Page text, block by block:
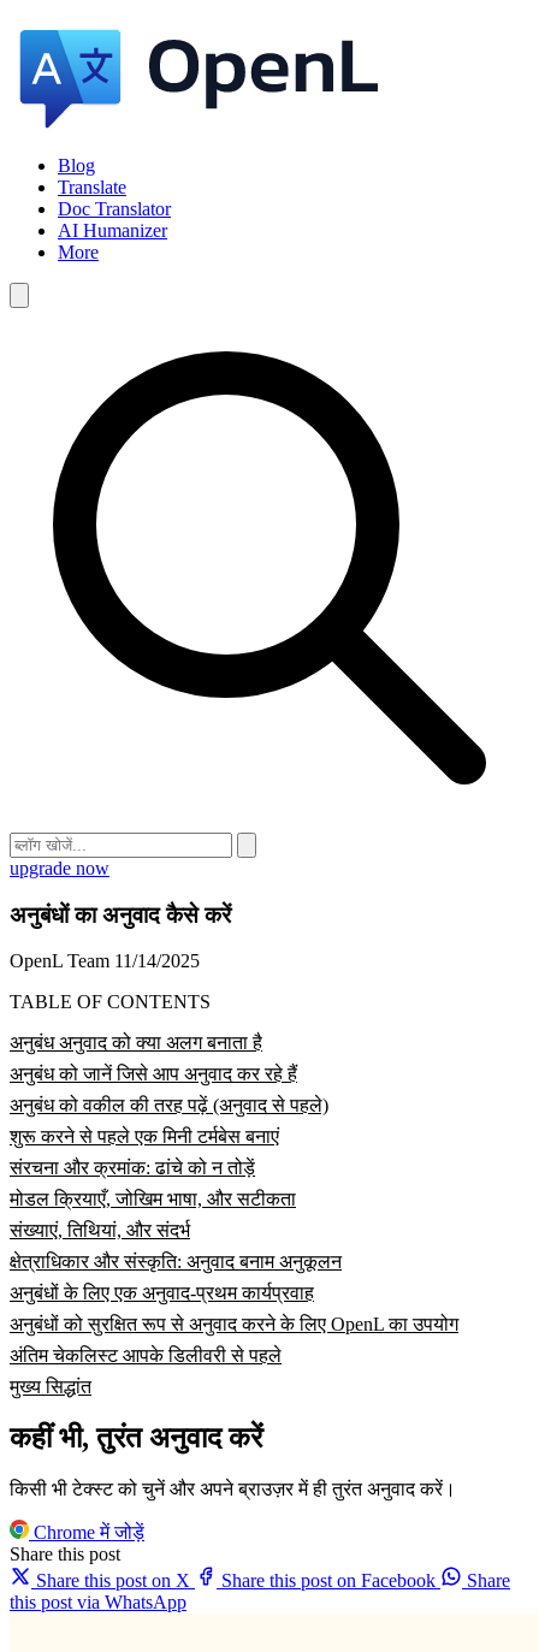
Blog
Translate
Doc Translator
AI Humanizer
More
upgrade now
अनुबंधों का अनुवाद कैसे करें
OpenL Team 11/14/2025
TABLE OF CONTENTS
अनुबंध अनुवाद को क्या अलग बनाता है
अनुबंध को जानें जिसे आप अनुवाद कर रहे हैं
अनुबंध को वकील की तरह पढ़ें (अनुवाद से पहले)
शुरू करने से पहले एक मिनी टर्मबेस बनाएं
संरचना और क्रमांक: ढांचे को न तोड़ें
मोडल क्रियाएँ, जोखिम भाषा, और सटीकता
संख्याएं, तिथियां, और संदर्भ
क्षेत्राधिकार और संस्कृति: अनुवाद बनाम अनुकूलन
अनुबंधों के लिए एक अनुवाद-प्रथम कार्यप्रवाह
अनुबंधों को सुरक्षित रूप से अनुवाद करने के लिए OpenL का उपयोग
अंतिम चेकलिस्ट आपके डिलीवरी से पहले
मुख्य सिद्धांत
कहीं भी, तुरंत अनुवाद करें
किसी भी टेक्स्ट को चुनें और अपने ब्राउज़र में ही तुरंत अनुवाद करें।
Chrome में जोड़ें
Share this post
Share this post on X
Share this post on Facebook
Share
this post via WhatsApp